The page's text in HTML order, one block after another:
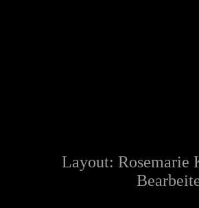
Layout: Rosemarie